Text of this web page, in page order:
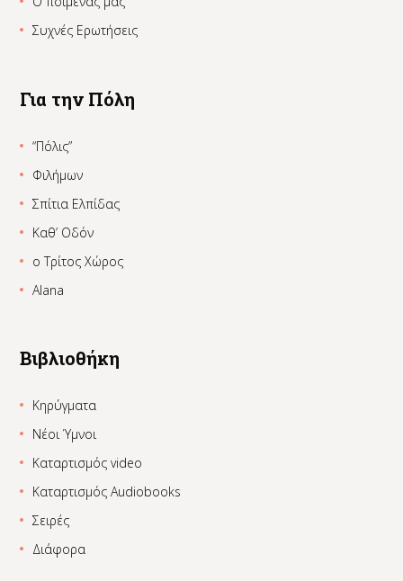
Συχνές Ερωτήσεις
Για την Πόλη
“Πόλις”
Φιλήμων
Σπίτια Ελπίδας
Καθ’ Οδόν
ο Τρίτος Χώρος
Alana
Βιβλιοθήκη
Κηρύγματα
Νέοι Ύμνοι
Καταρτισμός video
Καταρτισμός Audiobooks
Σειρές
Διάφορα